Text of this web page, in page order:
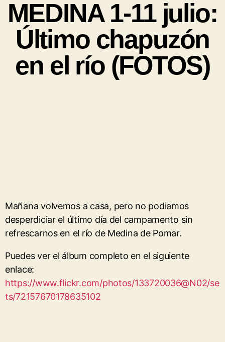
MEDINA 1-11 julio:
Último chapuzón
en el río (FOTOS)
Mañana volvemos a casa, pero no podiamos
desperdiciar el último día del campamento sin
refrescarnos en el río de Medina de Pomar.
Puedes ver el álbum completo en el siguiente
enlace:
https://www.flickr.com/photos/133720036@N02/se
ts/72157670178635102